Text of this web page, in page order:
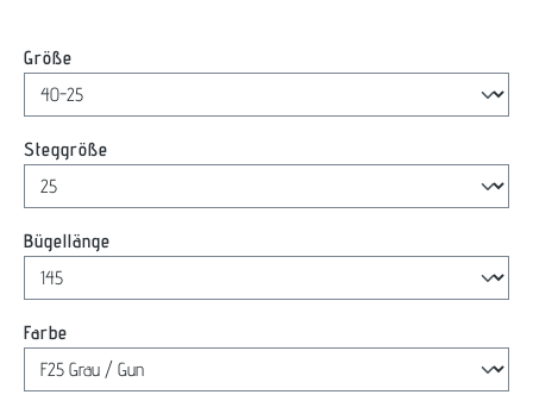
Größe
Steggröße
Bügellänge
Farbe